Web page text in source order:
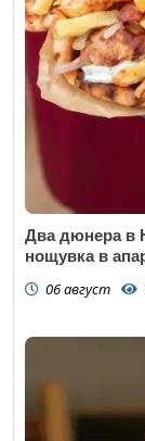
Два дюнера в
нощувка в
06 август